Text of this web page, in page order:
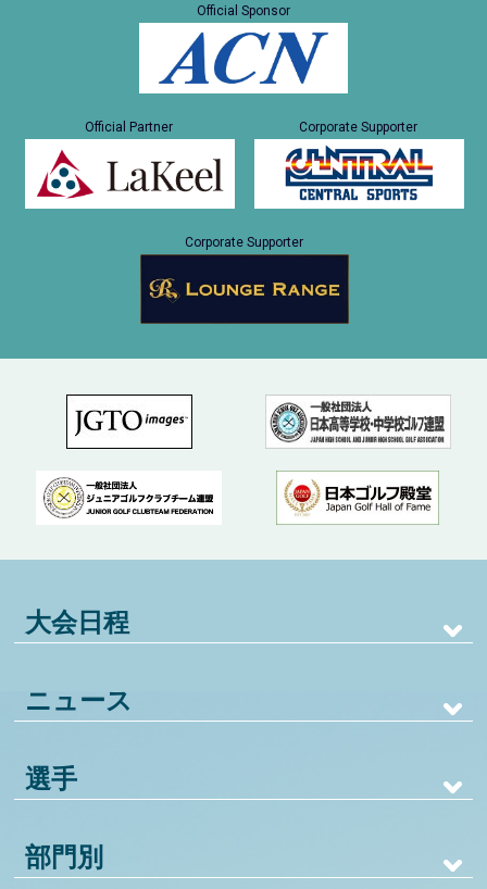
Official Sponsor
Official Partner Corporate Supporter
Corporate Supporter
大会日程
ニュース
選手
部門別